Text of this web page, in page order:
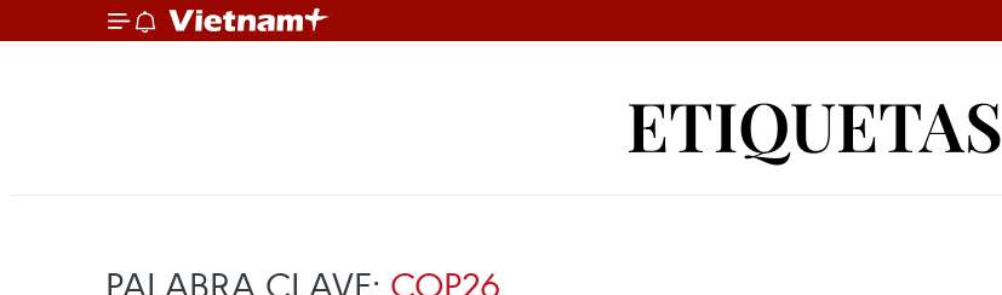
ETIQUETAS
PALABRA CLAVE: COP26